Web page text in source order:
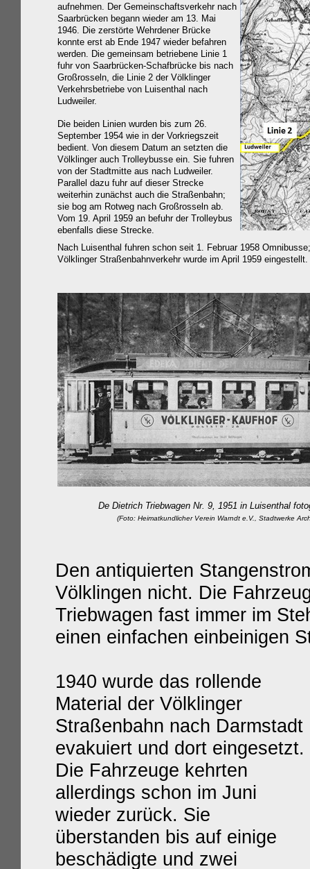
aufnehmen. Der Gemeinschaftsverkehr nach
Saarbrücken begann wieder am 13. Mai
1946. Die zerstörte Wehrdener Brücke
konnte erst ab Ende 1947 wieder befahren
werden. Die gemeinsam betriebene Linie 1
fuhr von Saarbrücken-Schafbrücke bis nach
Großrosseln, die Linie 2 der Völklinger
Verkehrsbetriebe von Luisenthal nach
Ludweiler.
Die beiden Linien wurden bis zum 26.
September 1954 wie in der Vorkriegszeit
bedient. Von diesem Datum an setzten die
Völklinger auch Trolleybusse ein. Sie fuhren
von der Stadtmitte aus nach Ludweiler.
Paralle dazu fuhr auf dieser Strecke
weiterhin zunächst auch die Straßenbahn;
sie bog am Rotweg nach Großrosseln ab.
Vom 19. April 1959 an befuhr der Trolleybus
ebenfalls diese Strecke.
Nach Luisenthal fuhren schon seit 1. Februar 1958
Völklinger Straßenbahnverkehr wurde im April 1959 eingestellt.
De Dietrich Triebwagen Nr. 9, 1951 in Luisenthal
(Foto: Heimatkundlicher Verein Warndt e.V., Stadtwerke
Den antiquierten
Völklingen nicht. Die
Triebwagen fast immer im
einen einfachen einbeinigen
1940 wurde das rollende
Material der Völklinger
Straßenbahn nach Darmstadt
evakuiert und dort eingesetzt.
Die Fahrzeuge kehrten
allerdings schon im Juni
wieder zurück. Sie
überstanden bis auf einige
beschädigte und zwei